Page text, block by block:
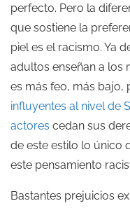
perfecto. Pero la
que sostiene la
piel es el racismo. Ya
adultos enseñan a los
es más feo, más bajo,
influyentes al nivel de
actores cedan sus
de este estilo lo único
este pensamiento
Bastantes prejuicios